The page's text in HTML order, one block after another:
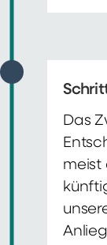
Das
meist